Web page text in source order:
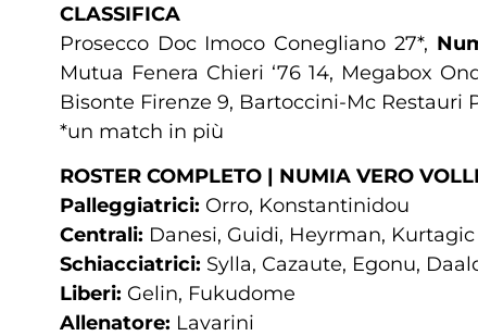
CLASSIFICA
Prosecco Doc Imoco Conegliano 27*,
Mutua Fenera Chieri ‘76 14, Megabox
Bisonte Firenze 9, Bartoccini-Mc Restauri
*un match in più
ROSTER COMPLETO | NUMIA VERO
Palleggiatrici: Orro, Konstantinidou
Centrali: Danesi, Guidi, Heyrman, Kurtagic
Schiacciatrici: Sylla, Cazaute, Egonu,
Liberi: Gelin, Fukudome
Allenatore: Lavarini